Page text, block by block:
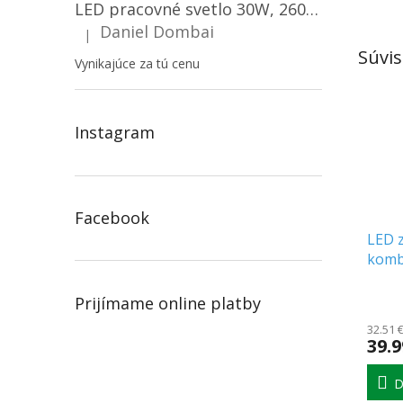
LED pracovné svetlo 30W, 2600LM, 12V/24V, IP67/2-PACK! [LB0087]
Hodnotenie produktu je 5 z 5 hviezdičiek.
| Daniel Dombai
Vynikajúce za tú cenu
Instagram
Facebook
Prijímame online platby
LED
32.51